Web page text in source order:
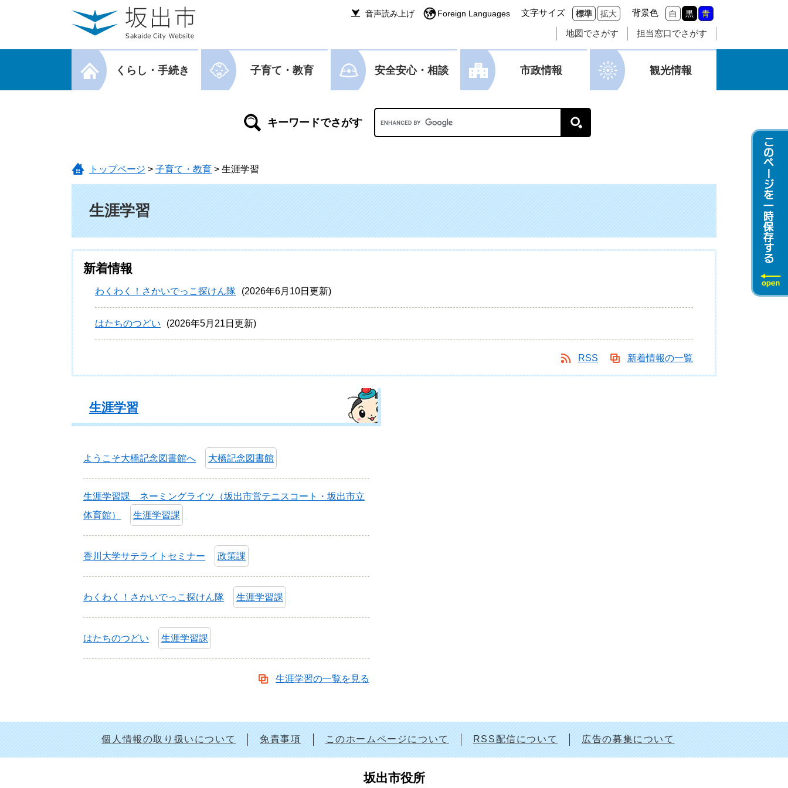
音声読み上げ Foreign Languages 文字サイズ 標準 拡大 背景色 白 黒 青
地図でさがす 担当窓口でさがす
メニューを閉じる
くらし・手続き 子育て・教育 安全安心・相談 市政情報 観光情報
Googleカスタム検索
トップページ > 子育て・教育 > 生涯学習
生涯学習
新着情報
わくわく！さかいでっこ探けん隊 2026年6月10日更新
はたちのつどい 2026年5月21日更新
RSS 新着情報の一覧
生涯学習
ようこそ大橋記念図書館へ 大橋記念図書館
生涯学習課 ネーミングライツ（坂出市営テニスコート・坂出市立
体育館）
生涯学習課
香川大学サテライトセミナー 政策課
わくわく！さかいでっこ探けん隊 生涯学習課
はたちのつどい 生涯学習課
生涯学習の一覧を見る
個人情報の取り扱いについて 免責事項 このホームページについて RSS配信について 広告の募集について
坂出市役所